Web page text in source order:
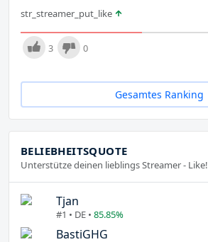
str_streamer_put_like
3 0
Gesamtes Ranking
BELIEBHEITSQUOTE
Unterstütze deinen lieblings Streamer - Like!
Tjan
#1 • DE • 85.85%
BastiGHG